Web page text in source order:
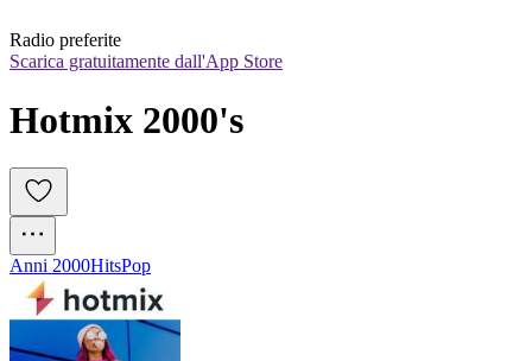
Radio preferite
Scarica gratuitamente dall'App Store
Hotmix 2000's
Anni 2000HitsPop